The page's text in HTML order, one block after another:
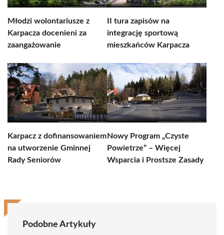
Młodzi wolontariusze z
Karpacza docenieni za
zaangażowanie
II tura zapisów na
integrację sportową
mieszkańców Karpacza
Karpacz z dofinansowaniem
na utworzenie Gminnej
Rady Seniorów
Nowy Program „Czyste
Powietrze” – Więcej
Wsparcia i Prostsze Zasady
Podobne Artykuły